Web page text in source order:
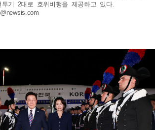
기 2대로 호위비행을 제공하고 있다.